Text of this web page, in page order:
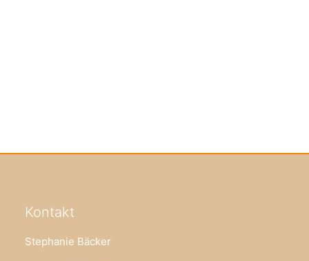
Kontakt
Stephanie Bäcker